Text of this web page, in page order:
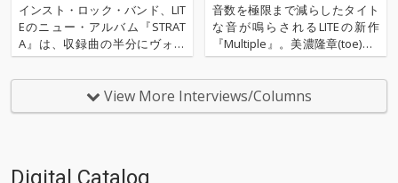
固で柔軟なLITEの更なる未来
インスト・ロック・バンド、LIT
Eのニュー・アルバム『STRAT
A』は、収録曲の半分にヴォー
カルが入っていた。前作をリリ
ースしてから、約4年半。この
間にLITEのスタンスに変化が訪
れたのだろうか？ そんな疑問
ルバム『Multiple』
音数を極限まで減らしたタイト
な音が鳴らされるLITEの新作
『Multiple』。美濃隆章(toe)、J.
Robbins(Jawbox)、三浦カオ
ル、楠本構造(LITE)という4人の
エンジニアとともに作り上げら
れたこの作品。これはアメリ
View More Interviews/Columns
Digital Catalog